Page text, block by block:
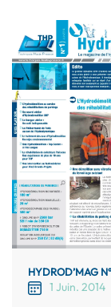
HYDROD’MAG
1 Juin. 2014